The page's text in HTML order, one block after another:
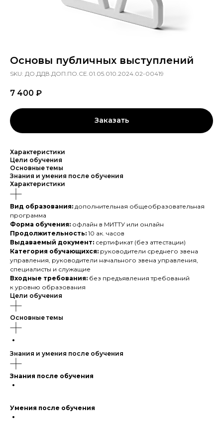
Основы публичных выступлений
SKU: ДО.ДДВ.ДОП.ПО.СЕ.01.05.010.2024.02-00419
7 400 ₽
Заказать
Характеристики
Цели обучения
Основные темы
Знания и умения после обучения
Характеристики
Вид образования: дополнительная общеобразовательная
программа
Форма обучения: офлайн в МИТТУ или онлайн
Продолжительность: 10 ак. часов
Выдаваемый документ: сертификат (без аттестации)
Категория обучающихся: руководители среднего звена
управления, руководители начального звена управления,
специалисты и служащие
Входные требования: без предъявления требований
к уровню образования
Цели обучения
Основные темы
Знания и умения после обучения
Знания после обучения
Умения после обучения